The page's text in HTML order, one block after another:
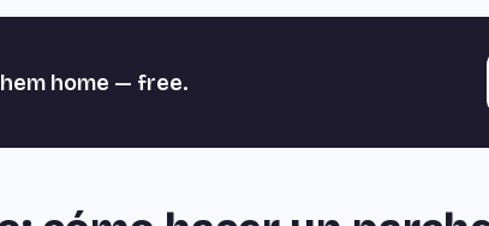
home — free.